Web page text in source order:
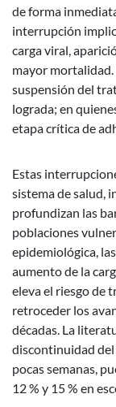
de forma
interrupción
carga viral,
mayor mortalidad.
suspensión del
lograda; en
etapa crítica de
Estas
sistema de salud,
profundizan las
poblaciones
epidemiológica,
aumento de la
eleva el riesgo de
retroceder los
décadas. La
discontinuidad
pocas semanas,
12 % y 15 % en